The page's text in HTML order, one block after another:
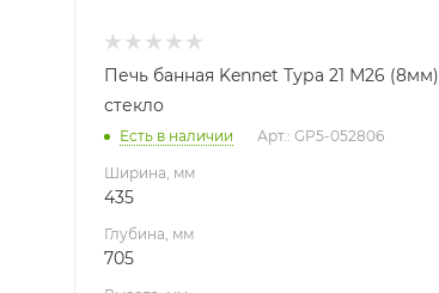
Печь банная Kennet Тура 21 М26 (8мм)
стекло
Есть в наличии Арт.: GP5-052806
Ширина, мм
435
Глубина, мм
705